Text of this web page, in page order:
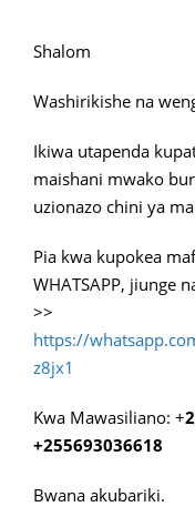
Shalom
Washirikishe na
Ikiwa utapenda
maishani mwako
uzionazo chini ya
Pia kwa kupokea
WHATSAPP, jiunge
>>
https://
z8jx1
Kwa Mawasiliano: +
+255693036618
Bwana akubariki.